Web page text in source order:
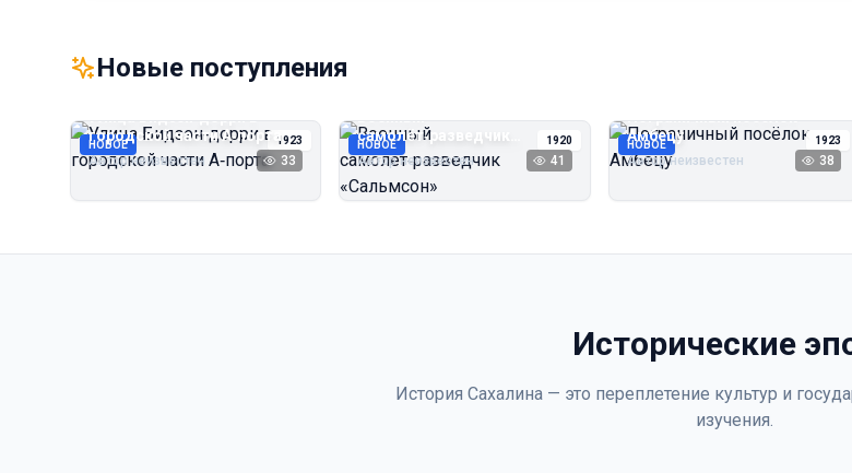
Новые поступления
НОВОЕ 1923
Улица Бидзэн‑дорри в
городской части А‑порта
Автор неизвестен 33
НОВОЕ 1920
Военный
самолёт‑разведчик
«Сальмсон»
Автор неизвестен 41
НОВОЕ 1923
Пограничный посёлок
Амбецу
Автор неизвестен 38
Исторические
История Сахалина — это переплетение культур и
изучения.